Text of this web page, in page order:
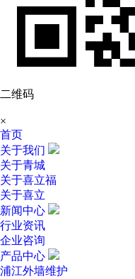
二维码
×
首页
关于我们
关于青城
关于喜立福
关于喜立
新闻中心
行业资讯
企业咨询
产品中心
浦江外墙维护